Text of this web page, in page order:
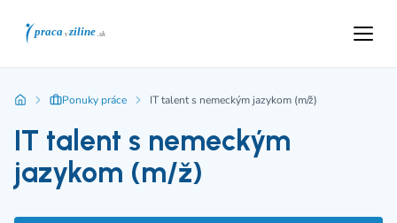
Ponuky práce IT talent s nemeckým jazykom (m/ž)
IT talent s nemeckým
jazykom (m/ž)